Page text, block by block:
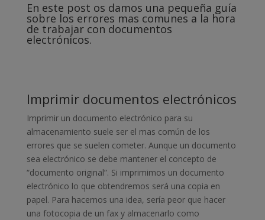
En este post os damos una pequeña guía
sobre los errores mas comunes a la hora
de trabajar con documentos
electrónicos.
Imprimir documentos electrónicos
Imprimir un documento electrónico para su
almacenamiento suele ser el mas común de los
errores que se suelen cometer. Aunque un documento
sea electrónico se debe mantener el concepto de
“documento original”. Si imprimimos un documento
electrónico lo que obtendremos será una copia en
papel. Para hacernos una idea, sería peor que hacer
una fotocopia de un fax y almacenarlo como